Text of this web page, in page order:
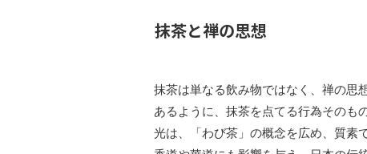
抹茶と禅の思想
抹茶は単なる飲み物ではなく、禅の思
あるように、抹茶を点てる行為そのも
光は、「わび茶」の概念を広め、質素